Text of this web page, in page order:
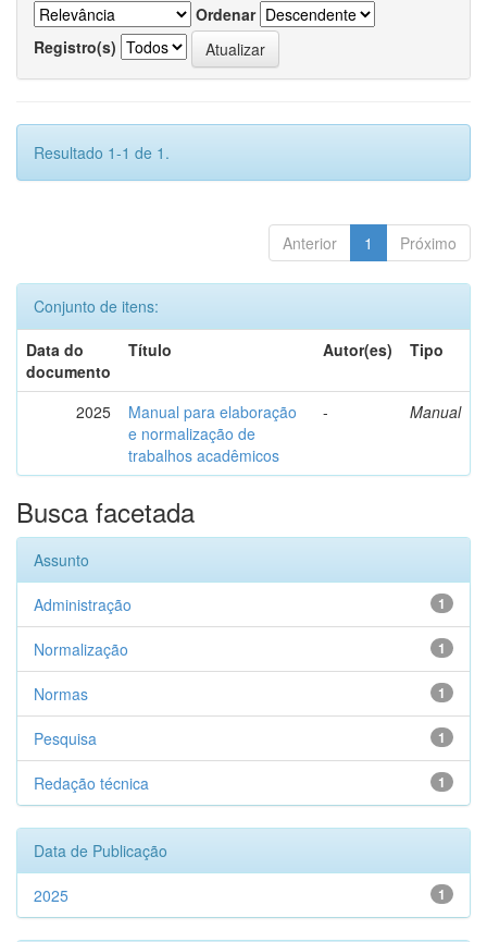
Ordenar
Registro(s)
Resultado 1-1 de 1.
Anterior 1 Próximo
Conjunto de itens:
Data do
documento
Título Autor(es) Tipo
2025
Manual para elaboração
e normalização de
trabalhos acadêmicos
- Manual
Busca facetada
Assunto
1
Administração
1
Normalização
1
Normas
1
Pesquisa
1
Redação técnica
Data de Publicação
1
2025